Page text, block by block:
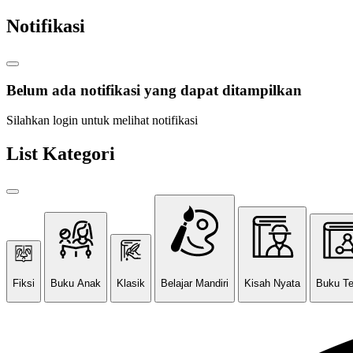
Notifikasi
Belum ada notifikasi yang dapat ditampilkan
Silahkan login untuk melihat notifikasi
List Kategori
Fiksi Buku Anak Klasik Belajar Mandiri Kisah Nyata Buku